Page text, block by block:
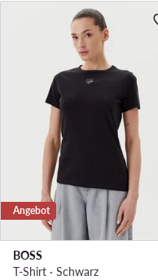
Angebot
BOSS
T-Shirt · Schwarz